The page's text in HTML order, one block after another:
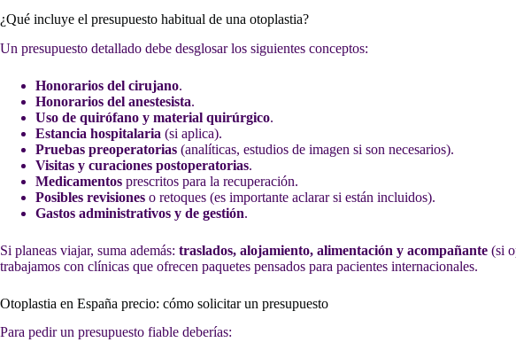
¿Qué incluye el presupuesto habitual de una otoplastia?
Un presupuesto detallado debe desglosar los siguientes conceptos:
Honorarios del cirujano.
Honorarios del anestesista.
Uso de quirófano y material quirúrgico.
Estancia hospitalaria (si aplica).
Pruebas preoperatorias (analíticas, estudios de imagen si son necesarios).
Visitas y curaciones postoperatorias.
Medicamentos prescritos para la recuperación.
Posibles revisiones o retoques (es importante aclarar si están incluidos).
Gastos administrativos y de gestión.
Si planeas viajar, suma además: traslados, alojamiento, alimentación y acompañante (si
trabajamos con clínicas que ofrecen paquetes pensados para pacientes internacionales.
Otoplastia en España precio: cómo solicitar un presupuesto
Para pedir un presupuesto fiable deberías: